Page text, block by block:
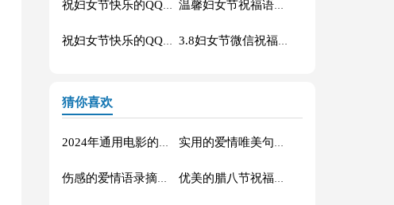
猜你喜欢
2024年通用电影的语录摘录88条 实用的爱情唯美句子汇编56条
伤感的爱情语录摘录81条 优美的腊八节祝福语71条